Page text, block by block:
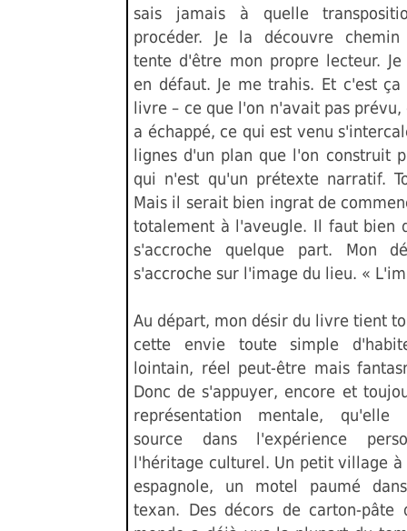
sais jamais à quelle
procéder. Je la découvre chemin
tente d'être mon propre lecteur.
en défaut. Je me trahis. Et c'est
livre – ce que l'on n'avait pas prévu,
a échappé, ce qui est venu
lignes d'un plan que l'on construit
qui n'est qu'un prétexte narratif.
Mais il serait bien ingrat de
totalement à l'aveugle. Il faut bien
s'accroche quelque part. Mon
s'accroche sur l'image du lieu. «
Au départ, mon désir du livre tient
cette envie toute simple
lointain, réel peut-être mais
Donc de s'appuyer, encore et
représentation mentale, qu'elle
source dans l'expérience
l'héritage culturel. Un petit village
espagnole, un motel paumé
texan. Des décors de carton-pâte